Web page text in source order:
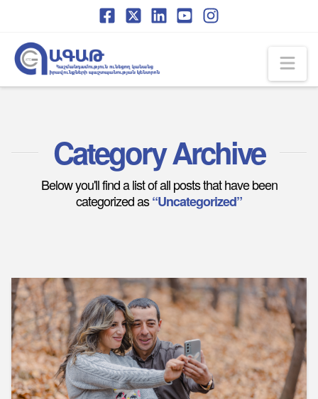
Content
navigation
Category Archive
Below you'll find a list of all posts that have been
categorized as“Uncategorized”